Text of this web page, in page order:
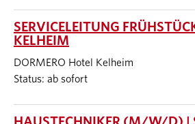
SERVICELEITUNG
KELHEIM
DORMERO Hotel Kelheim
Status: ab sofort